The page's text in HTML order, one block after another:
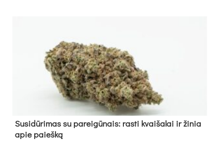
Su­si­dū­ri­mas su pa­rei­gū­nais: ras­ti kvai­ša­lai ir ži­nia
apie paieš­ką